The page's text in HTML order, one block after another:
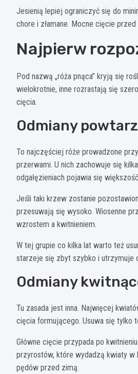
Jesienią lepiej ograniczyć się do
chore i złamane. Mocne cięcie
Najpierw
Pod nazwą „róża pnąca” kryją się
wielokrotnie, inne rozrastają się
cięcia.
Odmiany
To najczęściej róże prowadzone
przerwami. U nich zachowuje się
odgałęzieniach pojawia się
Jeśli taki krzew zostanie
przesuwają się wysoko. Wiosenne
wzrostem a kwitnieniem.
W tej grupie co kilka lat warto też
starzeje się zbyt szybko i utrzymuje
Odmiany
Tu zasada jest inna. Najwięcej
cięcia formującego. Usuwa się tylko
Główne cięcie przypada po
przyrostów, które wydadzą kwiaty w
pędów przed zimą.